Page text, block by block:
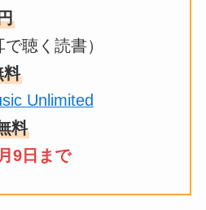
で聴く読書）
料
Unlimited
料
9日まで